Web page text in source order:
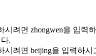
시려면 zhongwen을 입력
.
시려면 beijing을 입력하시